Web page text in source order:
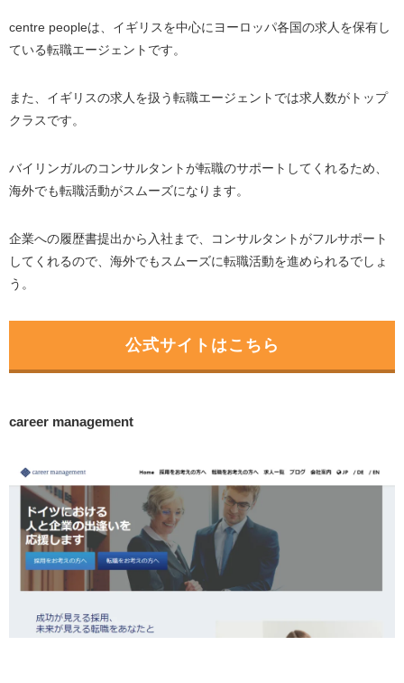
centre peopleは、イギリスを中心にヨーロッパ各国の求人を保有し
ている転職エージェントです。
また、イギリスの求人を扱う転職エージェントでは求人数がトップ
クラスです。
バイリンガルのコンサルタントが転職のサポートしてくれるため、
海外でも転職活動がスムーズになります。
企業への履歴書提出から入社まで、コンサルタントがフルサポート
してくれるので、海外でもスムーズに転職活動を進められるでしょ
う。
公式サイトはこちら
career management